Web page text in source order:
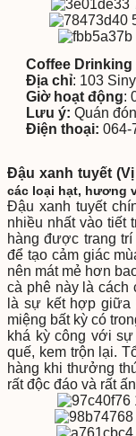
Coffee Drinking
Địa chỉ: 103
Giờ hoạt động:
Lưu ý: Quán
Điện thoại: 064-
Đậu xanh tuyết
các loại hạt, hương
Đậu xanh tuyết
nhiều nhất vào tiết
hàng được trang
để tạo cảm giác
nên mát mẻ hơn
cà phê này là cách
là sự kết hợp giữa
miệng bất kỳ có
khá kỳ công với
quế, kem trộn lại.
hàng khi thưởng
rất độc đáo và rất